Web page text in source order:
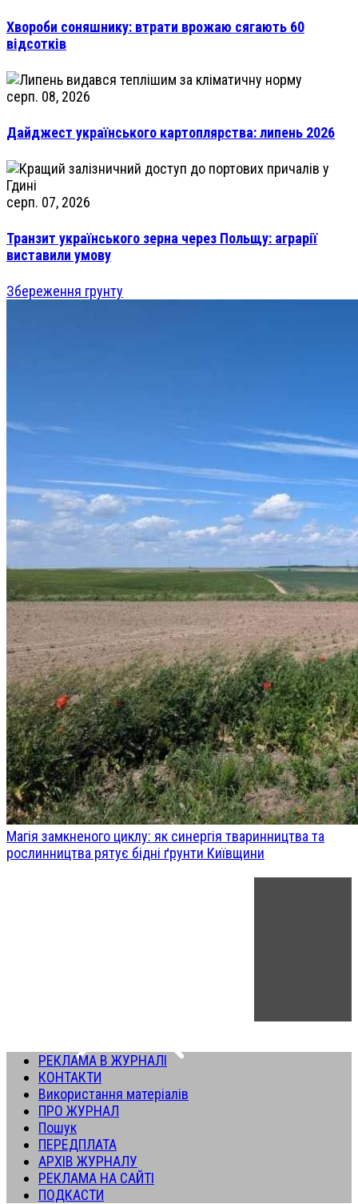
Хвороби соняшнику: втрати врожаю сягають 60
відсотків
серп. 08, 2026
Дайджест українського картоплярства: липень 2026
серп. 07, 2026
Транзит українського зерна через Польщу: аграрії
виставили умову
Збереження грунту
Магія замкненого циклу: як синергія тваринництва та
рослинництва рятує бідні ґрунти Київщини
РЕКЛАМА В ЖУРНАЛІ
КОНТАКТИ
Використання матеріалів
ПРО ЖУРНАЛ
Пошук
ПЕРЕДПЛАТА
АРХІВ ЖУРНАЛУ
РЕКЛАМА НА САЙТІ
ПОДКАСТИ